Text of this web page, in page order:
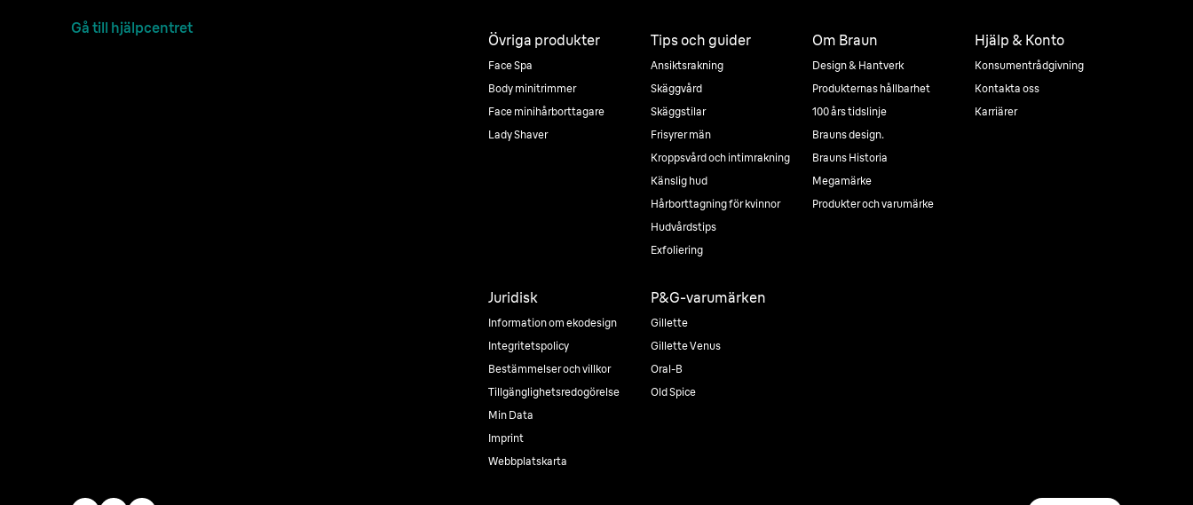
Gå till hjälpcentret
Övriga produkter
Face Spa
Body minitrimmer
Face minihårborttagare
Lady Shaver
Tips och guider
Ansiktsrakning
Skäggvård
Skäggstilar
Frisyrer män
Kroppsvård och intimrakning
Känslig hud
Hårborttagning för kvinnor
Hudvårdstips
Exfoliering
Om Braun
Design & Hantverk
Produkternas hållbarhet
100 års tidslinje
Brauns design.
Brauns Historia
Megamärke
Produkter och varumärke
Hjälp & Konto
Konsumentrådgivning
Kontakta oss
Karriärer
Juridisk
Information om ekodesign
Integritetspolicy
Bestämmelser och villkor
Tillgänglighetsredogörelse
Min Data
Imprint
Webbplatskarta
P&G-varumärken
Gillette
Gillette Venus
Oral-B
Old Spice